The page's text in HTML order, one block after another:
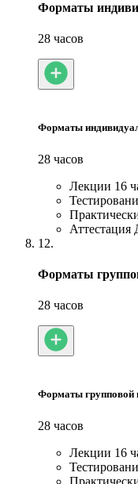
Форматы
28 часов
Форматы
28 часов
Лекции 16
Аттестация
12.
Форматы
28 часов
Форматы групповой
28 часов
Лекции 16